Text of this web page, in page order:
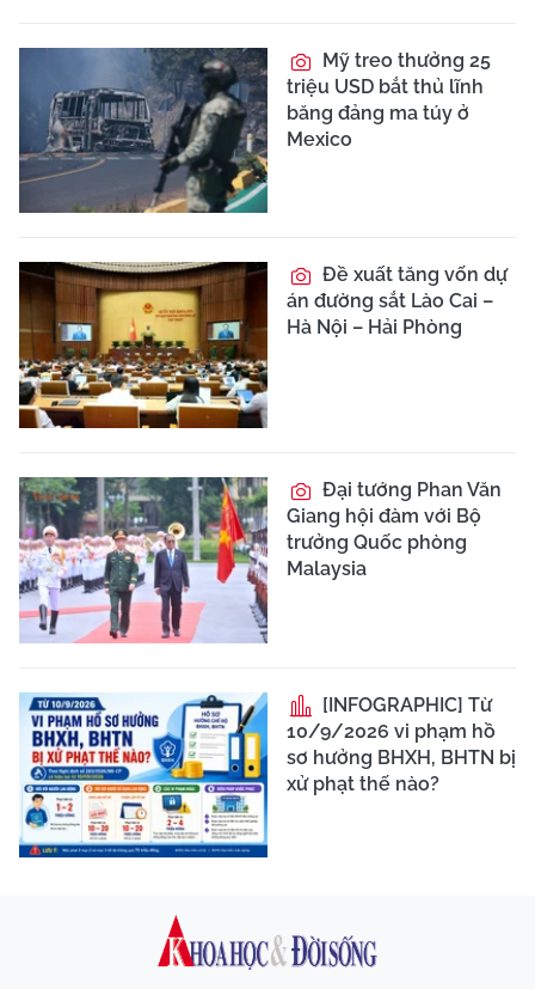
Mỹ treo thưởng 25
triệu USD bắt thủ lĩnh
băng đảng ma túy ở
Mexico
Đề xuất tăng vốn dự
án đường sắt Lào Cai –
Hà Nội – Hải Phòng
Đại tướng Phan Văn
Giang hội đàm với Bộ
trưởng Quốc phòng
Malaysia
[INFOGRAPHIC] Từ
10/9/2026 vi phạm hồ
sơ hưởng BHXH, BHTN bị
xử phạt thế nào?